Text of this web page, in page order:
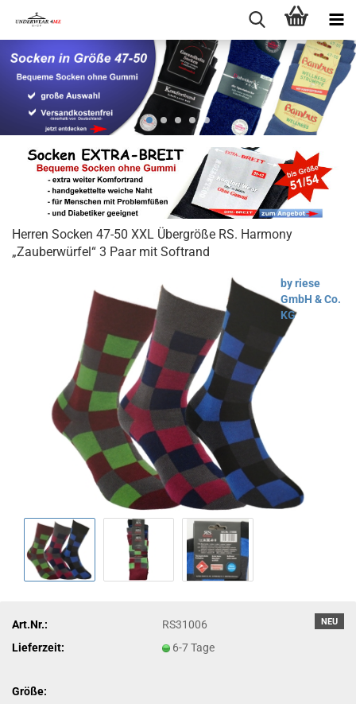
Herren Socken 47-50 XXL Übergröße RS. Harmony
„Zauberwürfel“ 3 Paar mit Softrand
by riese
GmbH & Co.
KG
NEU
Art.Nr.:
RS31006
Lieferzeit:
6-7 Tage
Größe: